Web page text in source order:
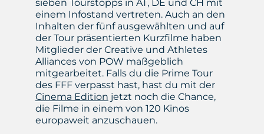
sieben Tourstopps in AT, DE und CH mit
einem Infostand vertreten. Auch an den
Inhalten der fünf ausgewählten und auf
der Tour präsentierten Kurzfilme haben
Mitglieder der Creative und Athletes
Alliances von POW maßgeblich
mitgearbeitet. Falls du die Prime Tour
des FFF verpasst hast, hast du mit der
Cinema Edition jetzt noch die Chance,
die Filme in einem von 120 Kinos
europaweit anzuschauen.